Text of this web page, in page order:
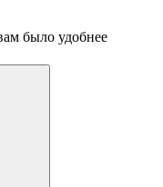
было удобнее